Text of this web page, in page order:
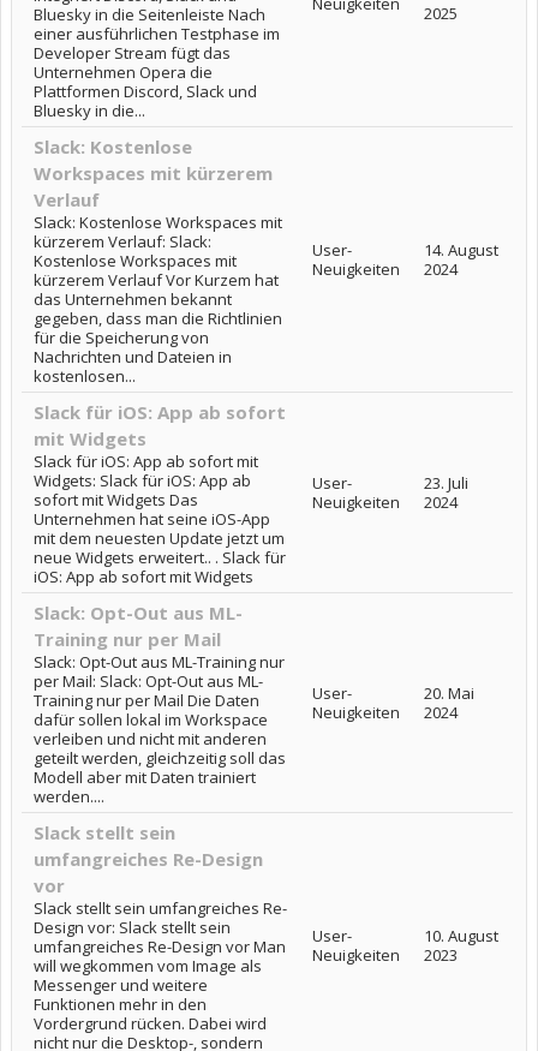
Bluesky in die Seitenleiste Nach
einer ausführlichen Testphase im
Developer Stream fügt das
Unternehmen Opera die
Plattformen Discord, Slack und
Bluesky in die...
2025
Slack: Kostenlose
Workspaces mit kürzerem
Verlauf
Slack: Kostenlose Workspaces mit
kürzerem Verlauf: Slack:
Kostenlose Workspaces mit
kürzerem Verlauf Vor Kurzem hat
das Unternehmen bekannt
gegeben, dass man die Richtlinien
für die Speicherung von
Nachrichten und Dateien in
kostenlosen...
User-
Neuigkeiten
14. August
2024
Slack für iOS: App ab sofort
mit Widgets
Slack für iOS: App ab sofort mit
Widgets: Slack für iOS: App ab
sofort mit Widgets Das
Unternehmen hat seine iOS-App
mit dem neuesten Update jetzt um
neue Widgets erweitert.. . Slack für
iOS: App ab sofort mit Widgets
User-
Neuigkeiten
23. Juli
2024
Slack: Opt-Out aus ML-
Training nur per Mail
Slack: Opt-Out aus ML-Training nur
per Mail: Slack: Opt-Out aus ML-
Training nur per Mail Die Daten
dafür sollen lokal im Workspace
verleiben und nicht mit anderen
geteilt werden, gleichzeitig soll das
Modell aber mit Daten trainiert
werden....
User-
Neuigkeiten
20. Mai
2024
Slack stellt sein
umfangreiches Re-Design
vor
Slack stellt sein umfangreiches Re-
Design vor: Slack stellt sein
umfangreiches Re-Design vor Man
will wegkommen vom Image als
Messenger und weitere
Funktionen mehr in den
Vordergrund rücken. Dabei wird
nicht nur die Desktop-, sondern
User-
Neuigkeiten
10. August
2023